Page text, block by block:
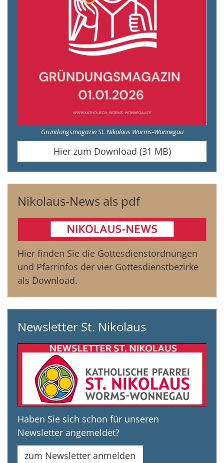
Gründungsmagazin St. Nikolaus Worms-Wonnegau
Hier zum Download (31 MB)
Nikolaus-News als pdf
Hier finden Sie die Gottesdienstordnungen
und Pfarrinfos der vier Gottesdienstbezirke
als Download.
Newsletter St. Nikolaus
Haben Sie sich schon für unseren
Newsletter angemeldet?
zum Newsletter anmelden